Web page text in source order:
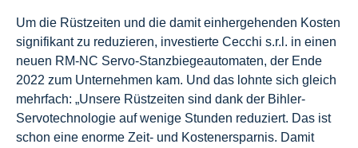
Um die Rüstzeiten und die damit einhergehenden Kosten
signifikant zu reduzieren, investierte Cecchi s.r.l. in einen
neuen RM-NC Servo-Stanzbiegeautomaten, der Ende
2022 zum Unternehmen kam. Und das lohnte sich gleich
mehrfach: „Unsere Rüstzeiten sind dank der Bihler-
Servotechnologie auf wenige Stunden reduziert. Das ist
schon eine enorme Zeit- und Kostenersparnis. Damit